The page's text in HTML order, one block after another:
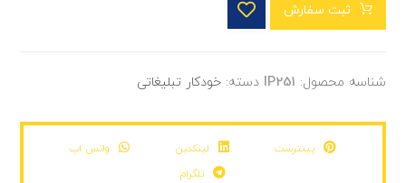
ثبت سفارش
شناسه محصول: IP251 دسته:خودکار تبلیغاتی
پینترست لینکدین
واتس اپ
تلگرام